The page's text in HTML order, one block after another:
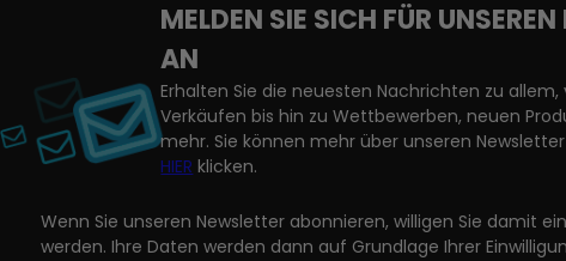
MELDEN SIE SICH FÜR
AN
Erhalten Sie die neuesten Nachrichten zu
Verkäufen bis hin zu Wettbewerben, neuen
mehr. Sie können mehr über unseren
HIER klicken.
Wenn Sie unseren Newsletter abonnieren, willigen Sie damit
werden. Ihre Daten werden dann auf Grundlage Ihrer